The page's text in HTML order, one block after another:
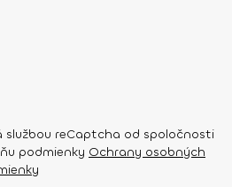
službou reCaptcha od spoločnosti
podmienky Ochrany osobných